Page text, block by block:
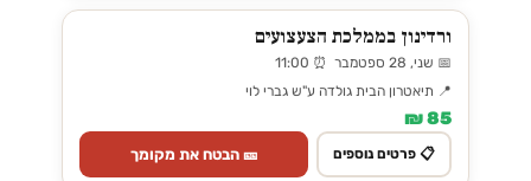
ורדינון בממלכת הצעצועים
📅 שני, 28 ספטמבר ⏰ 11:00
📍 תיאטרון הבית גולדה ע"ש גברי לוי
85 ₪
📋 פרטים נוספים 🎫 הבטח את מקומך